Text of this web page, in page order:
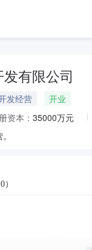
有限公司
发经营
开业
资本： 35000万元
0）